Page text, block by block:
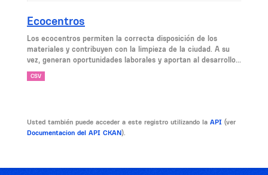
Ecocentros
Los ecocentros permiten la correcta disposición de los
materiales y contribuyen con la limpieza de la ciudad. A su
vez, generan oportunidades laborales y aportan al desarrollo...
CSV
Usted también puede acceder a este registro utilizando la API (ver
Documentacion del API CKAN).